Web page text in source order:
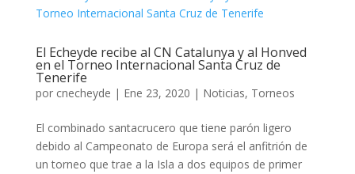
El Echeyde recibe al CN Catalunya y al Honved
en el Torneo Internacional Santa Cruz de
Tenerife
por cnecheyde | Ene 23, 2020 | Noticias, Torneos
El combinado santacrucero que tiene parón ligero
debido al Campeonato de Europa será el anfitrión de
un torneo que trae a la Isla a dos equipos de primer